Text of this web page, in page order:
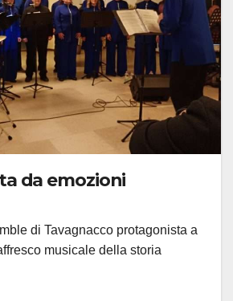
da emozioni
di Tavagnacco protagonista a
musicale della storia